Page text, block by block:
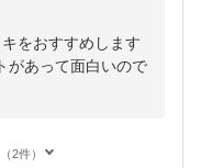
をおすすめします
があって面白いので
2件）